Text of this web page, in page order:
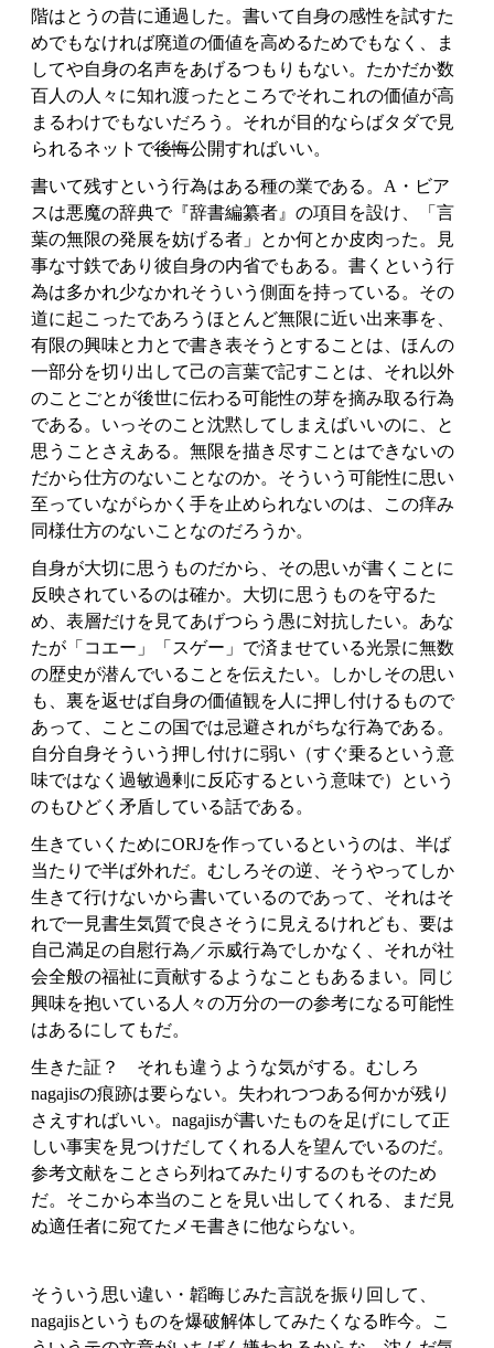
階はとうの昔に通過した。書いて自身の感性を試すた
めでもなければ廃道の価値を高めるためでもなく、ま
してや自身の名声をあげるつもりもない。たかだか数
百人の人々に知れ渡ったところでそれこれの価値が高
まるわけでもないだろう。それが目的ならばタダで見
られるネットで後悔公開すればいい。
書いて残すという行為はある種の業である。A・ビア
スは悪魔の辞典で『辞書編纂者』の項目を設け、「言
葉の無限の発展を妨げる者」とか何とか皮肉った。見
事な寸鉄であり彼自身の内省でもある。書くという行
為は多かれ少なかれそういう側面を持っている。その
道に起こったであろうほとんど無限に近い出来事を、
有限の興味と力とで書き表そうとすることは、ほんの
一部分を切り出して己の言葉で記すことは、それ以外
のことごとが後世に伝わる可能性の芽を摘み取る行為
である。いっそのこと沈黙してしまえばいいのに、と
思うことさえある。無限を描き尽すことはできないの
だから仕方のないことなのか。そういう可能性に思い
至っていながらかく手を止められないのは、この痒み
同様仕方のないことなのだろうか。
自身が大切に思うものだから、その思いが書くことに
反映されているのは確か。大切に思うものを守るた
め、表層だけを見てあげつらう愚に対抗したい。あな
たが「コエー」「スゲー」で済ませている光景に無数
の歴史が潜んでいることを伝えたい。しかしその思い
も、裏を返せば自身の価値観を人に押し付けるもので
あって、ことこの国では忌避されがちな行為である。
自分自身そういう押し付けに弱い（すぐ乗るという意
味ではなく過敏過剰に反応するという意味で）という
のもひどく矛盾している話である。
生きていくためにORJを作っているというのは、半ば
当たりで半ば外れだ。むしろその逆、そうやってしか
生きて行けないから書いているのであって、それはそ
れで一見書生気質で良さそうに見えるけれども、要は
自己満足の自慰行為／示威行為でしかなく、それが社
会全般の福祉に貢献するようなこともあるまい。同じ
興味を抱いている人々の万分の一の参考になる可能性
はあるにしてもだ。
生きた証？ それも違うような気がする。むしろ
nagajisの痕跡は要らない。失われつつある何かが残り
さえすればいい。nagajisが書いたものを足げにして正
しい事実を見つけだしてくれる人を望んでいるのだ。
参考文献をことさら列ねてみたりするのもそのため
だ。そこから本当のことを見い出してくれる、まだ見
ぬ適任者に宛てたメモ書きに他ならない。
そういう思い違い・韜晦じみた言説を振り回して、
nagajisというものを爆破解体してみたくなる昨今。こ